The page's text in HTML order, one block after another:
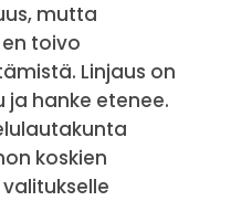
mutta
toivo
Linjaus on
ja hanke etenee.
koskien